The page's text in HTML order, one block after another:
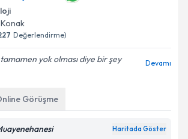
Değerlendirme)
yok olması diye bir şey
Devamı
Görüşme
Haritada Göster